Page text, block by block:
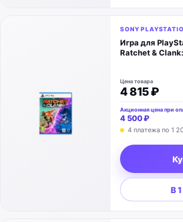
SONY
Игра для
Ratchet &
Цена товара
4 815 ₽
Акционная цена при
4 500 ₽
4 платежа по1
В